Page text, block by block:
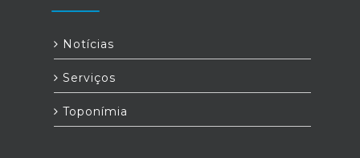
Notícias
Serviços
Toponímia